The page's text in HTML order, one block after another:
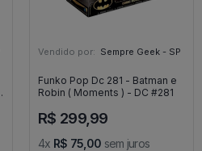
Vendido por: Sempre Geek - SP
Funko Pop Dc 281 - Batman e
Robin ( Moments ) - DC #281
R$ 299,99
4x R$ 75,00 sem juros